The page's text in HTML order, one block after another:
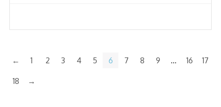
← 1 2 3 4 5 6 7 8 9 … 16 17
18 →